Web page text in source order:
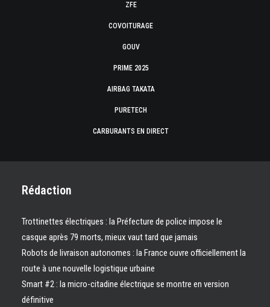
ZFE
COVOITURAGE
GOUV
PRIME 2025
AIRBAG TAKATA
PURETECH
CARBURANTS EN DIRECT
Rédaction
Trottinettes électriques : la Préfecture de police impose le
casque après 79 morts, mieux vaut tard que jamais
Robots de livraison autonomes : la France ouvre officiellement la
route à une nouvelle logistique urbaine
Smart #2 : la micro-citadine électrique se montre en version
définitive